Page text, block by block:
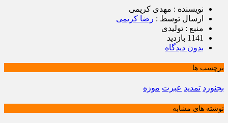
نویسنده : مهدی کریمی
ارسال توسط : رضا کریمی
منبع : تولیدی
1141 بازدید
بدون دیدگاه
برچسب ها
بجنورد تمدید عبرت موزه
نوشته های مشابه